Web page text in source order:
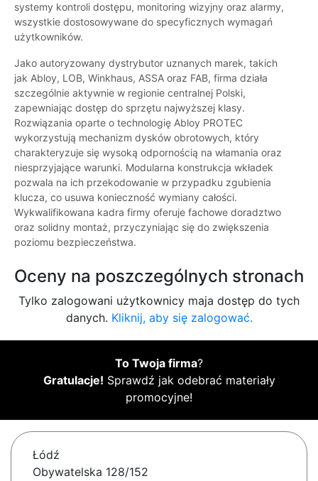
systemy kontroli dostępu, monitoring wizyjny oraz alarmy,
wszystkie dostosowywane do specyficznych wymagań
użytkowników.
Jako autoryzowany dystrybutor uznanych marek, takich
jak Abloy, LOB, Winkhaus, ASSA oraz FAB, firma działa
szczególnie aktywnie w regionie centralnej Polski,
zapewniając dostęp do sprzętu najwyższej klasy.
Rozwiązania oparte o technologię Abloy PROTEC
wykorzystują mechanizm dysków obrotowych, który
charakteryzuje się wysoką odpornością na włamania oraz
niesprzyjające warunki. Modularna konstrukcja wkładek
pozwala na ich przekodowanie w przypadku zgubienia
klucza, co usuwa konieczność wymiany całości.
Wykwalifikowana kadra firmy oferuje fachowe doradztwo
oraz solidny montaż, przyczyniając się do zwiększenia
poziomu bezpieczeństwa.
Oceny na poszczególnych stronach
Tylko zalogowani użytkownicy maja dostęp do tych
danych. Kliknij, aby się zalogować.
To Twoja firma?
Gratulacje! Sprawdź jak odebrać materiały
promocyjne!
Łódź
Obywatelska 128/152